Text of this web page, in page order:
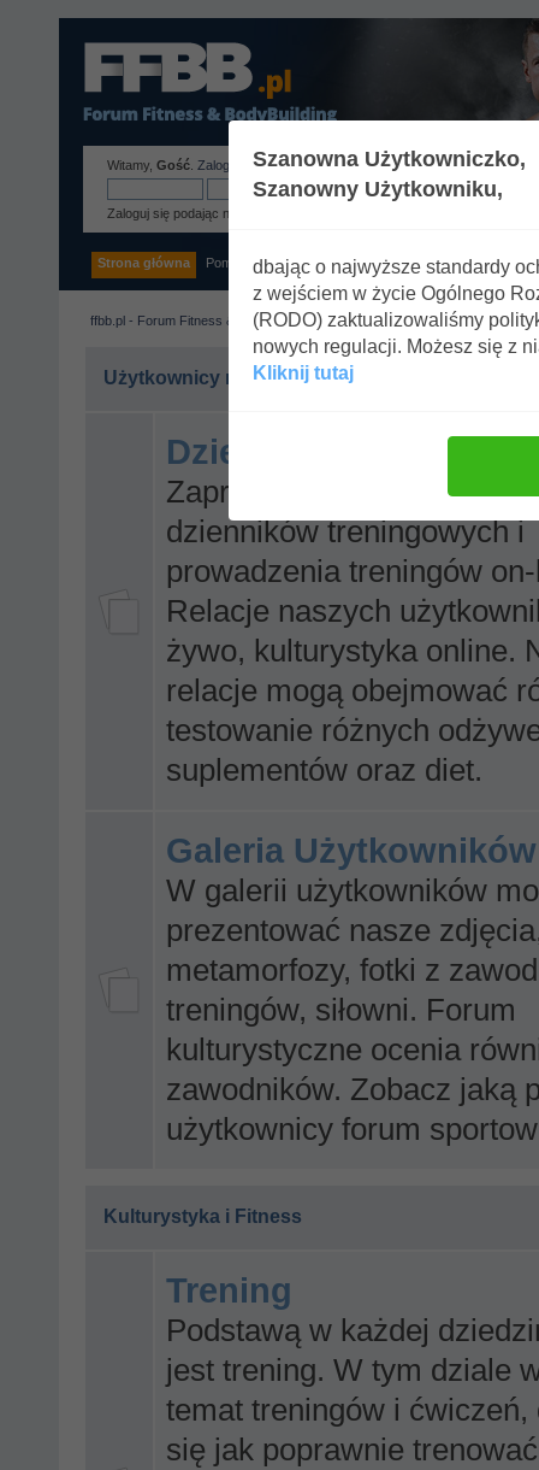
Witamy, Gość Zaloguj sięlubzarejestruj.
Zaloguj się podając nazwę użytkownika, hasło i długość sesji
Strona główna Pomoc Szukaj Tags Zaloguj się Rejestracja
ffbb.pl - Forum Fitness & BodyBuilding
Użytkownicy na żywo
Dzienniki Treningowe
Zapraszamy do zakładania
dzienników treningowych i
prowadzenia treningów
Relacje naszych
żywo, kulturystyka online.
relacje mogą obejmować
testowanie różnych
suplementów oraz diet.
Galeria Użytkowników
W galerii użytkowników
prezentować nasze
metamorfozy, fotki z
treningów, siłowni. Forum
kulturystyczne ocenia
zawodników. Zobacz jaką
użytkownicy forum
Kulturystyka i Fitness
Trening
Podstawą w każdej
jest trening. W tym dziale
temat treningów i ćwiczeń,
się jak poprawnie
Szanowna Użytkowniczko,
Szanowny Użytkowniku,
dbając o najwyższe standardy
z wejściem w życie Ogólnego
(RODO) zaktualizowaliśmy
nowych regulacji. Możesz się z
Kliknij tutaj